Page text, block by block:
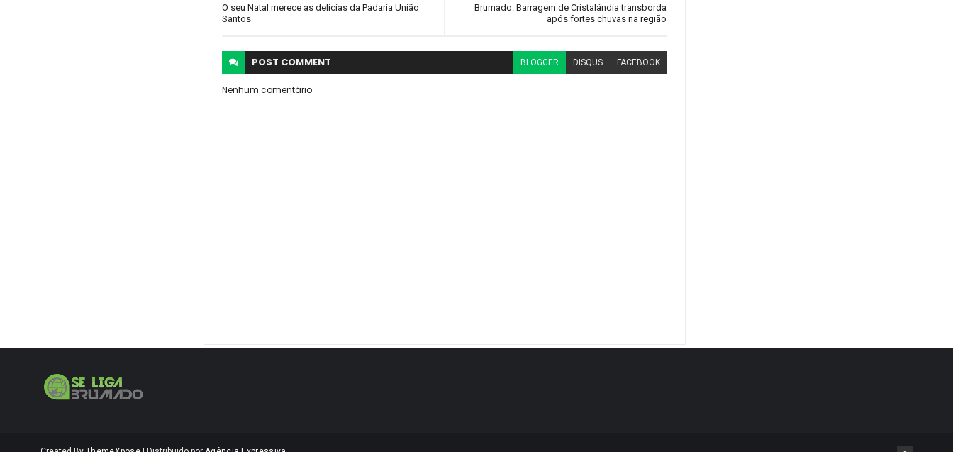
Brumado: Barragem de Cristalândia transborda
após fortes chuvas na região
O seu Natal merece as delícias da Padaria União
Santos
POST COMMENT BLOGGER DISQUS FACEBOOK
Nenhum comentário